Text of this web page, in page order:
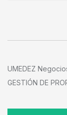
UMEDEZ
GESTIÓN DE